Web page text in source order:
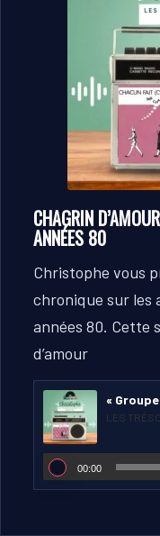
CHAGRIN
ANNÉES 80
Christophe vous
chronique sur les
années 80. Cette
d’amour
«
LES
00:00